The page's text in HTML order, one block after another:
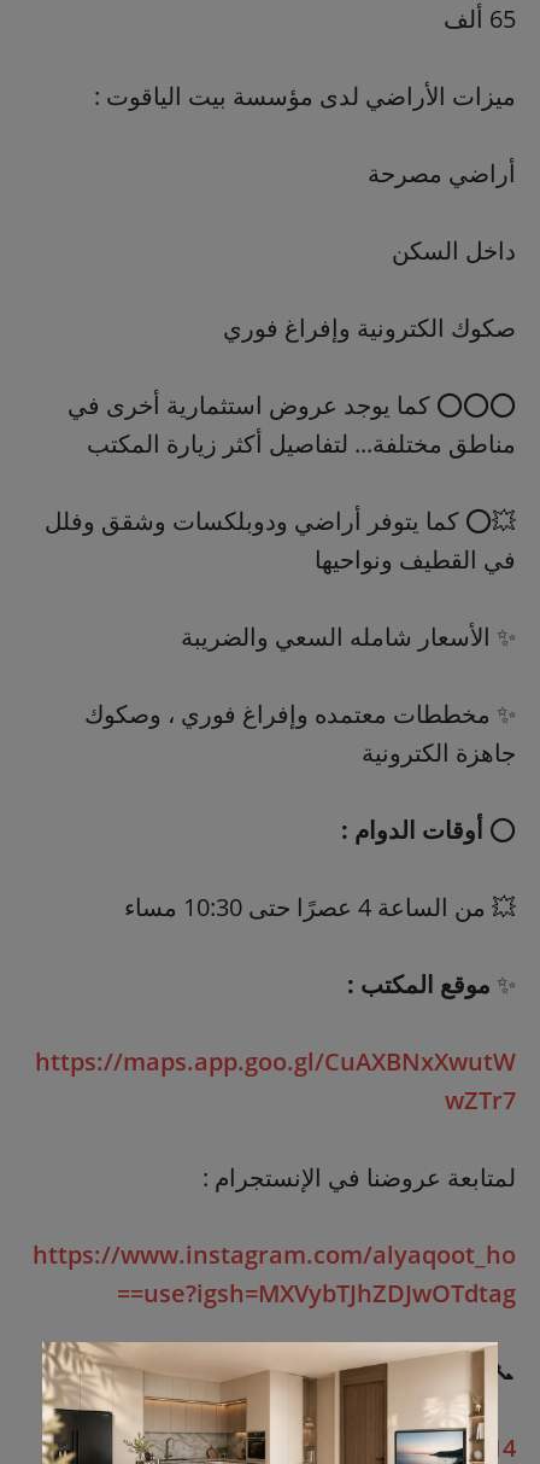
65 ألف
ميزات الأراضي لدى مؤسسة بيت الياقوت :
أراضي مصرحة
داخل السكن
صكوك الكترونية وإفراغ فوري
⭕⭕⭕ كما يوجد عروض استثمارية أخرى في
مناطق مختلفة... لتفاصيل أكثر زيارة المكتب
💥⭕ كما يتوفر أراضي ودوبلكسات وشقق وفلل
في القطيف ونواحيها
✨ الأسعار شامله السعي والضريبة
✨ مخططات معتمده وإفراغ فوري ، وصكوك
جاهزة الكترونية
⭕ أوقات الدوام :
💥 من الساعة 4 عصرًا حتى 10:30 مساء
✨ موقع المكتب :
https://maps.app.goo.gl/CuAXBNxXwutW
wZTr7
لمتابعة عروضنا في الإنستجرام :
https://www.instagram.com/alyaqoot_ho
use?igsh=MXVybTJhZDJwOTdtag==
📞 أرقام التواصل :
0567371514